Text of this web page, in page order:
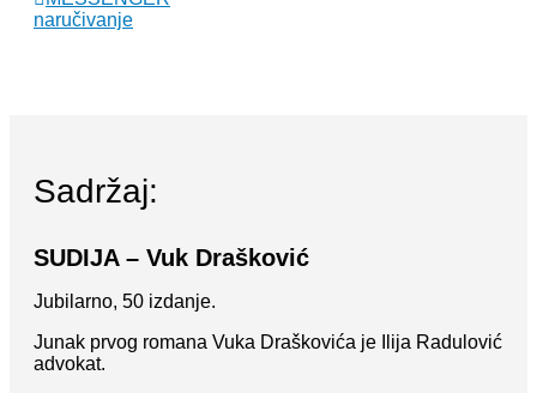
naručivanje
Sadržaj:
SUDIJA – Vuk Drašković
Jubilarno, 50 izdanje.
Junak prvog romana Vuka Draškovića je Ilija Radulović
advokat.